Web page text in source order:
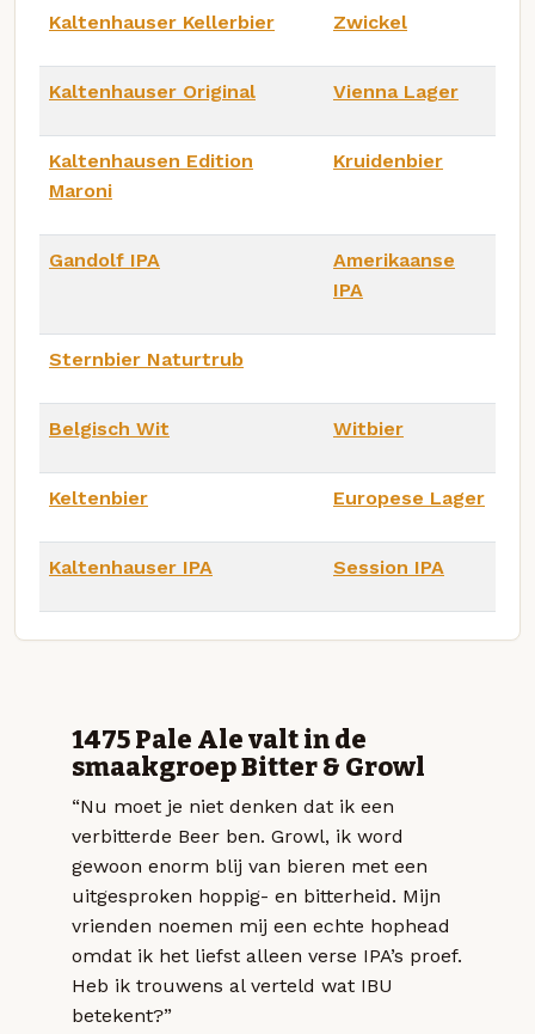
Kaltenhauser Kellerbier Zwickel
Kaltenhauser Original Vienna Lager
Kaltenhausen Edition
Maroni
Kruidenbier
Gandolf IPA
Amerikaanse
IPA
Sternbier Naturtrub
Belgisch Wit Witbier
Keltenbier Europese Lager
Kaltenhauser IPA Session IPA
1475 Pale Ale valt in de
smaakgroep Bitter & Growl
“Nu moet je niet denken dat ik een
verbitterde Beer ben. Growl, ik word
gewoon enorm blij van bieren met een
uitgesproken hoppig- en bitterheid. Mijn
vrienden noemen mij een echte hophead
omdat ik het liefst alleen verse IPA’s proef.
Heb ik trouwens al verteld wat IBU
betekent?”